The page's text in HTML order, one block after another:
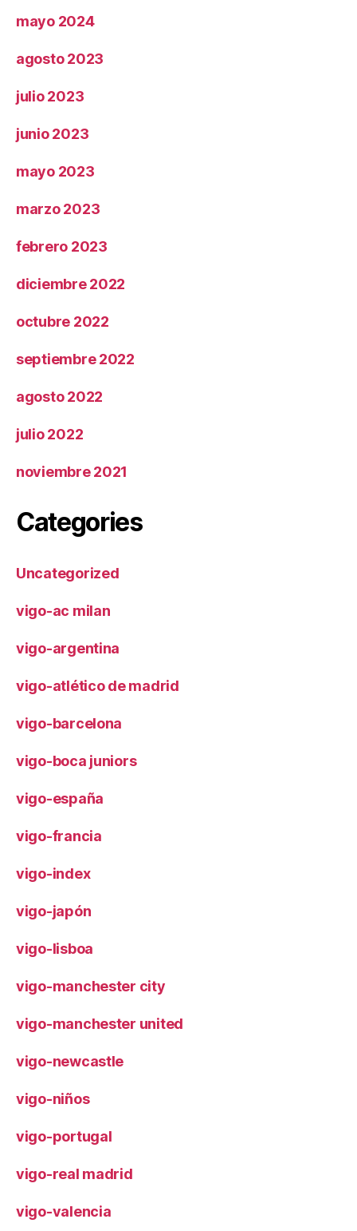
mayo 2024
agosto 2023
julio 2023
junio 2023
mayo 2023
marzo 2023
febrero 2023
diciembre 2022
octubre 2022
septiembre 2022
agosto 2022
julio 2022
noviembre 2021
Categories
Uncategorized
vigo-ac milan
vigo-argentina
vigo-atlético de madrid
vigo-barcelona
vigo-boca juniors
vigo-españa
vigo-francia
vigo-index
vigo-japón
vigo-lisboa
vigo-manchester city
vigo-manchester united
vigo-newcastle
vigo-niños
vigo-portugal
vigo-real madrid
vigo-valencia